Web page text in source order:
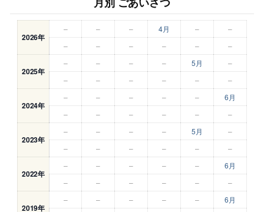
2026年
– – – 4月 –
–
–
– – – – –
2025年
– – – – 5月
–
–
– – – – –
2024年
– – – – –
6月
–
– – – – –
2023年
– – – – 5月
–
–
– – – – –
2022年
– – – – –
6月
–
– – – – –
2019年
– – – – –
6月